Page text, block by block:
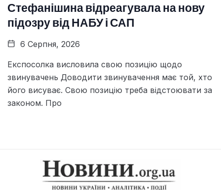
Стефанішина відреагувала на нову
підозру від НАБУ і САП
6 Серпня, 2026
Експосолка висловила свою позицію щодо
звинувачень Доводити звинувачення має той, хто
його висуває. Свою позицію треба відстоювати за
законом. Про